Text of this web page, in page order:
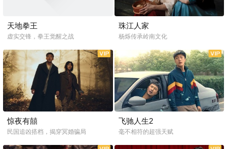
天地拳王
虚实交锋，拳王觉醒之战
珠江人家
杨烁传承岭南文化
惊夜有囍
民国追凶搭档，揭穿冥婚骗局
飞驰人生2
毫不相符的超强天赋